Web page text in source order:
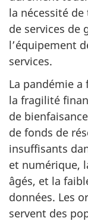
la nécessité
de services de
l’équipement
services.
La pandémie
la fragilité
de
de fonds de
insuffisants
et numérique,
âgés, et la
données. Les
servent des